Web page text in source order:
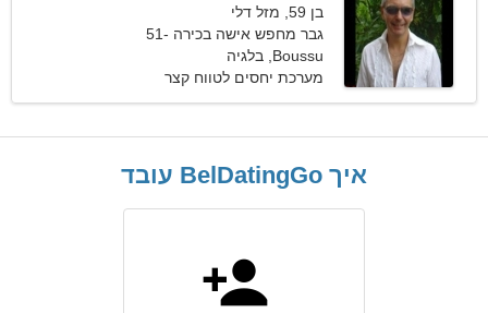
בן 59, מזל דלי
גבר מחפש אישה בכירה 51-
55
Boussu, בלגיה
מערכת יחסים לטווח קצר
איך BelDatingGo עובד